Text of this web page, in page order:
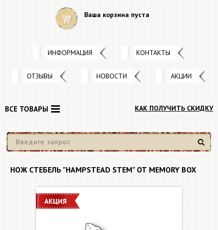
Ваша корзина пуста
ИНФОРМАЦИЯ КОНТАКТЫ
ОТЗЫВЫ НОВОСТИ АКЦИИ
КАК ПОЛУЧИТЬ СКИДКУ
Найти
ВСЕ ТОВАРЫ
НОЖ СТЕБЕЛЬ "HAMPSTEAD STEM" ОТ MEMORY BOX